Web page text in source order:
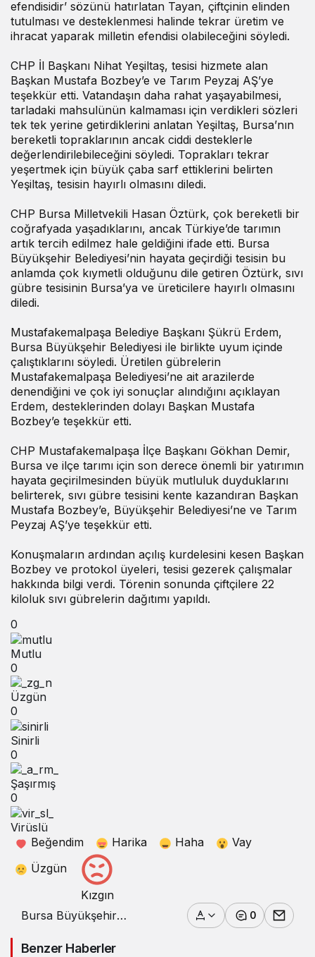
efendisidir’ sözünü hatırlatan Tayan, çiftçinin elinden
tutulması ve desteklenmesi halinde tekrar üretim ve
ihracat yaparak milletin efendisi olabileceğini söyledi.
CHP İl Başkanı Nihat Yeşiltaş, tesisi hizmete alan
Başkan Mustafa Bozbey’e ve Tarım Peyzaj AŞ’ye
teşekkür etti. Vatandaşın daha rahat yaşayabilmesi,
tarladaki mahsulünün kalmaması için verdikleri sözleri
tek tek yerine getirdiklerini anlatan Yeşiltaş, Bursa’nın
bereketli topraklarının ancak ciddi desteklerle
değerlendirilebileceğini söyledi. Toprakları tekrar
yeşertmek için büyük çaba sarf ettiklerini belirten
Yeşiltaş, tesisin hayırlı olmasını diledi.
CHP Bursa Milletvekili Hasan Öztürk, çok bereketli bir
coğrafyada yaşadıklarını, ancak Türkiye’de tarımın
artık tercih edilmez hale geldiğini ifade etti. Bursa
Büyükşehir Belediyesi’nin hayata geçirdiği tesisin bu
anlamda çok kıymetli olduğunu dile getiren Öztürk, sıvı
gübre tesisinin Bursa’ya ve üreticilere hayırlı olmasını
diledi.
Mustafakemalpaşa Belediye Başkanı Şükrü Erdem,
Bursa Büyükşehir Belediyesi ile birlikte uyum içinde
çalıştıklarını söyledi. Üretilen gübrelerin
Mustafakemalpaşa Belediyesi’ne ait arazilerde
denendiğini ve çok iyi sonuçlar alındığını açıklayan
Erdem, desteklerinden dolayı Başkan Mustafa
Bozbey’e teşekkür etti.
CHP Mustafakemalpaşa İlçe Başkanı Gökhan Demir,
Bursa ve ilçe tarımı için son derece önemli bir yatırımın
hayata geçirilmesinden büyük mutluluk duyduklarını
belirterek, sıvı gübre tesisini kente kazandıran Başkan
Mustafa Bozbey’e, Büyükşehir Belediyesi’ne ve Tarım
Peyzaj AŞ’ye teşekkür etti.
Konuşmaların ardından açılış kurdelesini kesen Başkan
Bozbey ve protokol üyeleri, tesisi gezerek çalışmalar
hakkında bilgi verdi. Törenin sonunda çiftçilere 22
kiloluk sıvı gübrelerin dağıtımı yapıldı.
0
Mutlu
0
Üzgün
0
Sinirli
0
Şaşırmış
0
Virüslü
Beğendim
Harika Haha
Vay
Üzgün
Kızgın
Bursa Büyükşehir
Tesisi’ni hizmete açtı
0
Benzer Haberler